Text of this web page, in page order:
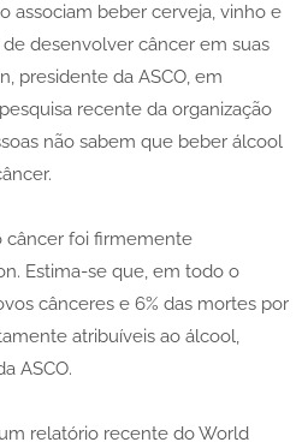
associam beber cerveja, vinho e
desenvolver câncer em suas
presidente da ASCO, em
recente da organização
não sabem que beber álcool
câncer foi firmemente
Estima-se que, em todo o
cânceres e 6% das mortes por
atribuíveis ao álcool,
ASCO.
relatório recente do World